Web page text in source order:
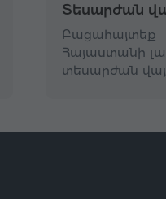
Տեսարժան
Բացահայտեք
Հայաստանի
տեսարժան